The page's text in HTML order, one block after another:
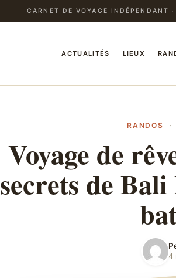
CARNET DE VOYAGE INDÉPENDANT
ACTUALITÉS LIEUX
RANDOS ·
Voyage de
secrets de
4